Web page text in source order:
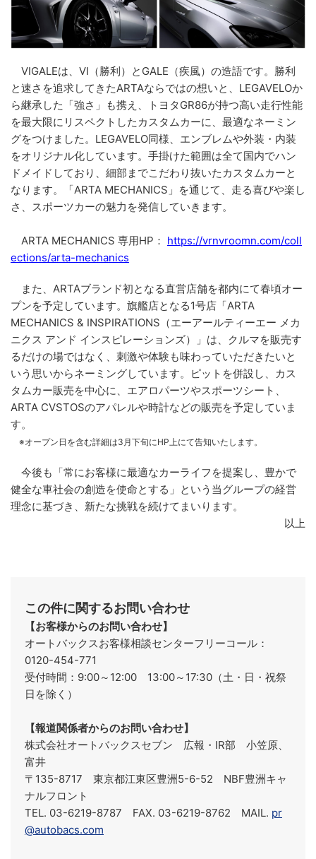
VIGALEは、VI（勝利）とGALE（疾風）の造語です。勝利
と速さを追求してきたARTAならではの想いと、LEGAVELOか
ら継承した「強さ」も携え、トヨタGR86が持つ高い走行性能
を最大限にリスペクトしたカスタムカーに、最適なネーミン
グをつけました。LEGAVELO同様、エンブレムや外装・内装
をオリジナル化しています。手掛けた範囲は全て国内でハン
ドメイドしており、細部までこだわり抜いたカスタムカーと
なります。「ARTA MECHANICS」を通じて、走る喜びや楽し
さ、スポーツカーの魅力を発信していきます。
ARTA MECHANICS 専用HP： https://vrnvroomn.com/coll
ections/arta-mechanics
また、ARTAブランド初となる直営店舗を都内にて春頃オー
プンを予定しています。旗艦店となる1号店「ARTA
MECHANICS & INSPIRATIONS（エーアールティーエー メカ
ニクス アンド インスピレーションズ）」は、クルマを販売す
るだけの場ではなく、刺激や体験も味わっていただきたいと
いう思いからネーミングしています。ピットを併設し、カス
タムカー販売を中心に、エアロパーツやスポーツシート、
ARTA CVSTOSのアパレルや時計などの販売を予定していま
す。
※オープン日を含む詳細は3月下旬にHP上にて告知いたします。
今後も「常にお客様に最適なカーライフを提案し、豊かで
健全な車社会の創造を使命とする」という当グループの経営
理念に基づき、新たな挑戦を続けてまいります。
以上
この件に関するお問い合わせ
【お客様からのお問い合わせ】
オートバックスお客様相談センターフリーコール：
0120-454-771
受付時間：9:00～12:00 13:00～17:30（土・日・祝祭
日を除く）
【報道関係者からのお問い合わせ】
株式会社オートバックスセブン 広報・IR部 小笠原、
富井
〒135-8717 東京都江東区豊洲5-6-52 NBF豊洲キャ
ナルフロント
TEL. 03-6219-8787 FAX. 03-6219-8762 MAIL. pr
@autobacs.com